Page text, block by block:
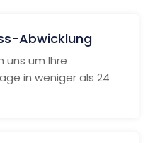
Abwicklung
uns um Ihre
in weniger als 24